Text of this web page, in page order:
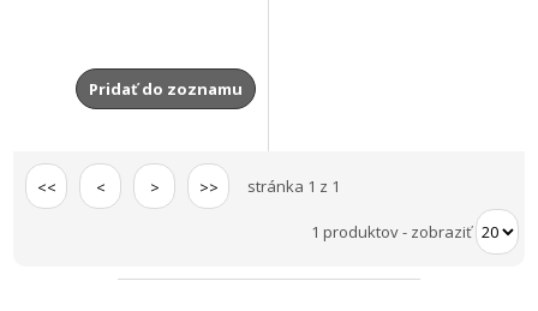
Pridať do zoznamu
<< < > >> stránka 1 z 1
1 produktov- zobraziť